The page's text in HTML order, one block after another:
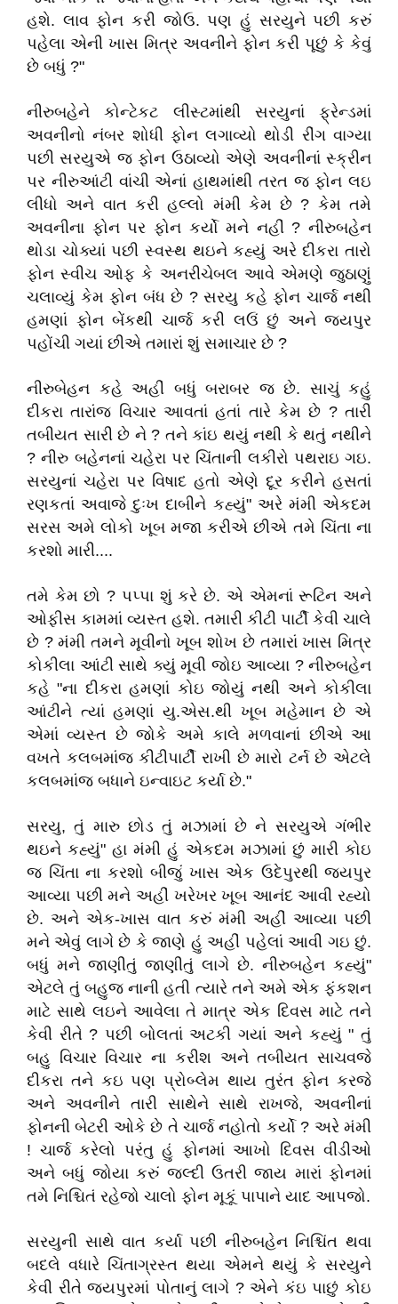
હશે. લાવ ફોન કરી જોઉ. પણ હું સરયુને પછી કરું
પહેલા એની ખાસ મિત્ર અવનીને ફોન કરી પૂછું કે કેવું
છે બધું ?"
નીરુબહેને કોન્ટેકટ લીસ્ટમાંથી સરયુનાં ફ્રેન્ડમાં
અવનીનો નંબર શોધી ફોન લગાવ્યો થોડી રીંગ વાગ્યા
પછી સરયુએ જ ફોન ઉઠાવ્યો એણે અવનીનાં સ્ક્રીન
પર નીરુઆંટી વાંચી એનાં હાથમાંથી તરત જ ફોન લઇ
લીધો અને વાત કરી હલ્લો મંમી કેમ છે ? કેમ તમે
અવનીના ફોન પર ફોન કર્યો મને નહીં ? નીરુબહેન
થોડા ચોક્યાં પછી સ્વસ્થ થઇને કહ્યું અરે દીકરા તારો
ફોન સ્વીચ ઓફ કે અનરીચેબલ આવે એમણે જુઠાણું
ચલાવ્યું કેમ ફોન બંધ છે ? સરયુ કહે ફોન ચાર્જ નથી
હમણાં ફોન બેંકથી ચાર્જ કરી લઉં છું અને જયપુર
પહોંચી ગયાં છીએ તમારાં શું સમાચાર છે ?
નીરુબેહન કહે અહીં બધું બરાબર જ છે. સાચું કહું
દીકરા તારાંજ વિચાર આવતાં હતાં તારે કેમ છે ? તારી
તબીયત સારી છે ને ? તને કાંઇ થયું નથી કે થતું નથીને
? નીરુ બહેનનાં ચહેરા પર ચિંતાની લકીરો પથરાઇ ગઇ.
સરયુનાં ચહેરા પર વિષાદ હતો એણે દૂર કરીને હસતાં
રણકતાં અવાજે દુઃખ દાબીને કહ્યું" અરે મંમી એકદમ
સરસ અમે લોકો ખૂબ મજા કરીએ છીએ તમે ચિંતા ના
કરશો મારી....
તમે કેમ છો ? પપ્પા શું કરે છે. એ એમનાં રૂટિન અને
ઓફીસ કામમાં વ્યસ્ત હશે. તમારી કીટી પાર્ટી કેવી ચાલે
છે ? મંમી તમને મૂવીનો ખૂબ શોખ છે તમારાં ખાસ મિત્ર
કોકીલા આંટી સાથે ક્યું મૂવી જોઇ આવ્યા ? નીરુબહેન
કહે "ના દીકરા હમણાં કોઇ જોયું નથી અને કોકીલા
આંટીને ત્યાં હમણાં યુ.એસ.થી ખૂબ મહેમાન છે એ
એમાં વ્યસ્ત છે જોકે અમે કાલે મળવાનાં છીએ આ
વખતે કલબમાંજ કીટીપાર્ટી રાખી છે મારો ટર્ન છે એટલે
કલબમાંજ બધાને ઇન્વાઇટ કર્યા છે."
સરયુ, તું મારુ છોડ તું મઝામાં છે ને સરયુએ ગંભીર
થઇને કહ્યું" હા મંમી હું એકદમ મઝામાં છું મારી કોઇ
જ ચિંતા ના કરશો બીજું ખાસ એક ઉદેપુરથી જયપુર
આવ્યા પછી મને અહીં ખરેખર ખૂબ આનંદ આવી રહ્યો
છે. અને એક-ખાસ વાત કરું મંમી અહીં આવ્યા પછી
મને એવું લાગે છે કે જાણે હું અહીં પહેલાં આવી ગઇ છું.
બધું મને જાણીતું જાણીતું લાગે છે. નીરુબહેન કહ્યું"
એટલે તું બહુજ નાની હતી ત્યારે તને અમે એક ફંકશન
માટે સાથે લઇને આવેલા તે માત્ર એક દિવસ માટે તને
કેવી રીતે ? પછી બોલતાં અટકી ગયાં અને કહ્યું " તું
બહુ વિચાર વિચાર ના કરીશ અને તબીયત સાચવજે
દીકરા તને કઇ પણ પ્રોબ્લેમ થાય તુરંત ફોન કરજે
અને અવનીને તારી સાથેને સાથે રાખજે, અવનીનાં
ફોનની બેટરી ઓકે છે તે ચાર્જ નહોતો કર્યો ? અરે મંમી
! ચાર્જ કરેલો પરંતુ હું ફોનમાં આખો દિવસ વીડીઓ
અને બધું જોયા કરું જલ્દી ઉતરી જાય મારાં ફોનમાં
તમે નિશ્ચિતં રહેજો ચાલો ફોન મૂકૂં પાપાને યાદ આપજો.
સરયુની સાથે વાત કર્યા પછી નીરુબહેન નિશ્ચિંત થવા
બદલે વધારે ચિંતાગ્રસ્ત થયા એમને થયું કે સરયુને
કેવી રીતે જયપુરમાં પોતાનું લાગે ? એને કંઇ પાછું કોઇ